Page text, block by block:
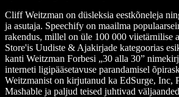
Cliff Weitzman on düsleksia eestkõneleja
ja asutaja. Speechify on maailma
rakendus, millel on üle 100 000 viietärnilise
Store'is Uudiste & Ajakirjade kategoorias
kanti Weitzman Forbesi „30 alla 30”
interneti ligipääsetavuse parandamisel
Weitzmanist on kirjutanud ka EdSurge, Inc,
Mashable ja paljud teised juhtivad